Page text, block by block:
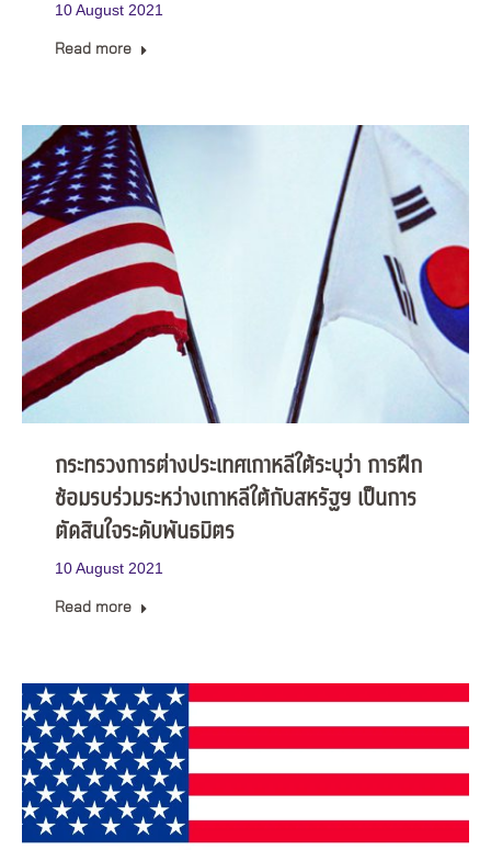
10 August 2021
Read more
กระทรวงการต่างประเทศเกาหลีใต้ระบุว่า การฝึก
ซ้อมรบร่วมระหว่างเกาหลีใต้กับสหรัฐฯ เป็นการ
ตัดสินใจระดับพันธมิตร
10 August 2021
Read more